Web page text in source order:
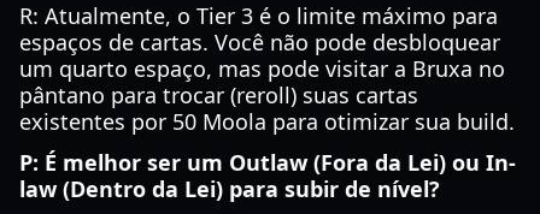
R: Atualmente, o Tier 3 é o limite máximo para
espaços de cartas. Você não pode desbloquear
um quarto espaço, mas pode visitar a Bruxa no
pântano para trocar (reroll) suas cartas
existentes por 50 Moola para otimizar sua build.
P: É melhor ser um Outlaw (Fora da Lei) ou In-
law (Dentro da Lei) para subir de nível?